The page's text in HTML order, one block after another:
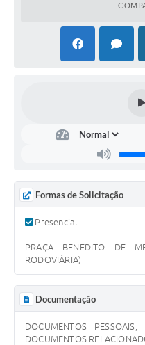
Leis Municipais Online
Arquivos para Download
Secretarias
Projetos
Formas de Solicitação
Presencial
PRAÇA BENEDITO DE
RODOVIÁRIA)
Documentação
DOCUMENTOS PESSOAIS,
DOCUMENTOS